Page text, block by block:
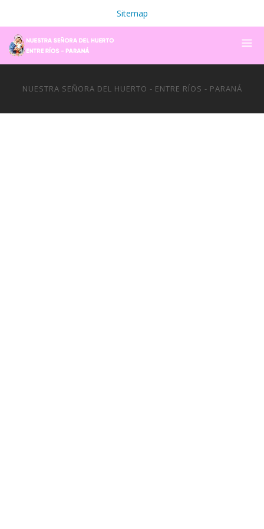
Sitemap
NUESTRA SEÑORA DEL HUERTO - ENTRE RÍOS - PARANÁ